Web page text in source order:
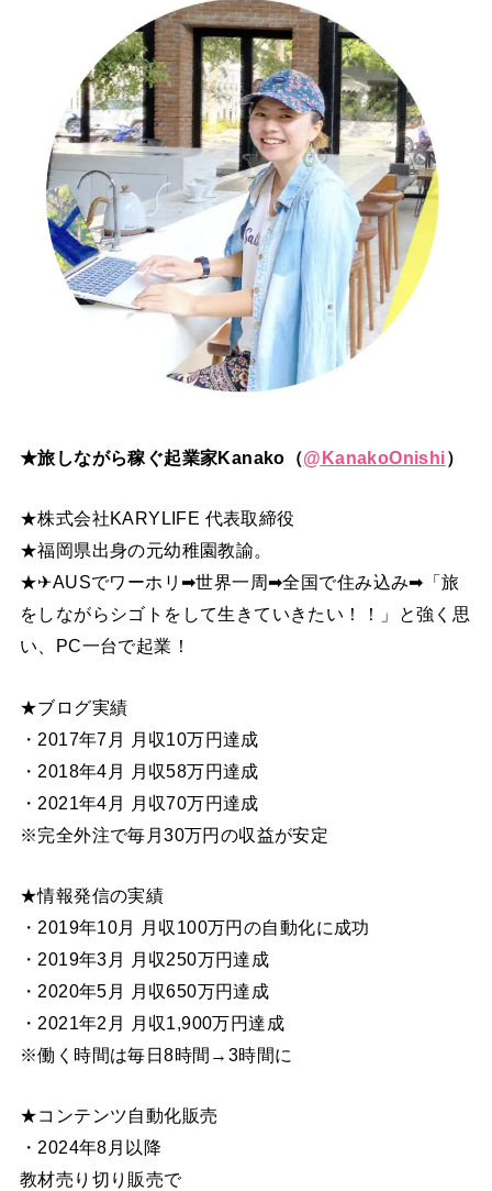
★旅しながら稼ぐ起業家Kanako（@KanakoOnishi）
★株式会社KARYLIFE 代表取締役
★福岡県出身の元幼稚園教諭。
★✈AUSでワーホリ➡世界一周➡全国で住み込み➡「旅
をしながらシゴトをして生きていきたい！！」と強く思
い、PC一台で起業！
★ブログ実績
・2017年7月 月収10万円達成
・2018年4月 月収58万円達成
・2021年4月 月収70万円達成
※完全外注で毎月30万円の収益が安定
★情報発信の実績
・2019年10月 月収100万円の自動化に成功
・2019年3月 月収250万円達成
・2020年5月 月収650万円達成
・2021年2月 月収1,900万円達成
※働く時間は毎日8時間→3時間に
★コンテンツ自動化販売
・2024年8月以降
教材売り切り販売で